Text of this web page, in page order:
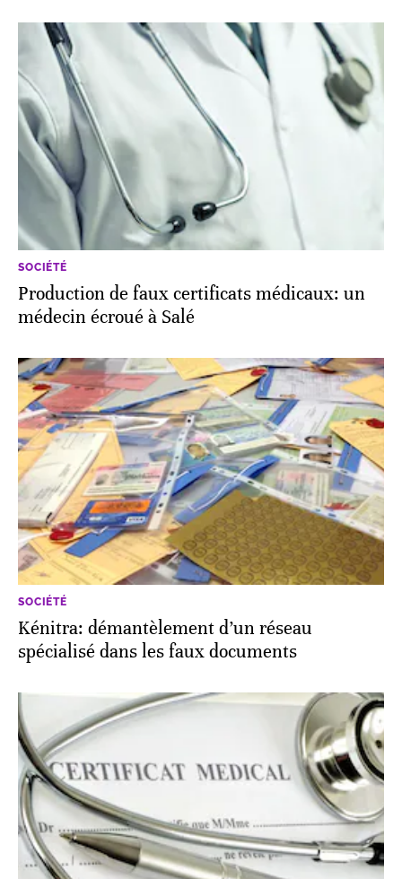
SOCIÉTÉ
Production de faux certificats médicaux: un
médecin écroué à Salé
SOCIÉTÉ
Kénitra: démantèlement d’un réseau
spécialisé dans les faux documents